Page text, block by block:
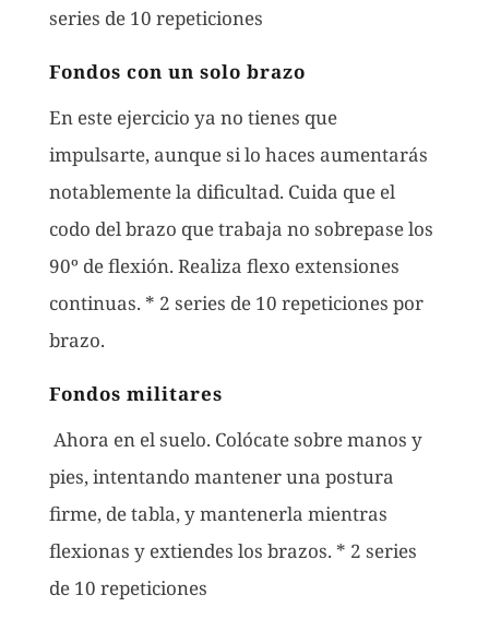
series de 10 repeticiones
Fondos con un solo brazo
En este ejercicio ya no tienes que
impulsarte, aunque si lo haces aumentarás
notablemente la dificultad. Cuida que el
codo del brazo que trabaja no sobrepase los
90º de flexión. Realiza flexo extensiones
continuas. * 2 series de 10 repeticiones por
brazo.
Fondos militares
Ahora en el suelo. Colócate sobre manos y
pies, intentando mantener una postura
firme, de tabla, y mantenerla mientras
flexionas y extiendes los brazos. * 2 series
de 10 repeticiones